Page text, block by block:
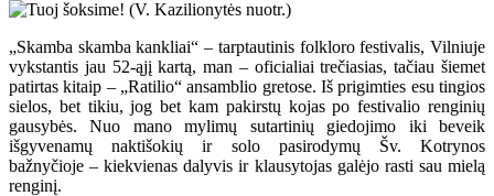
„Skamba skamba kankliai“ – tarptautinis folkloro festivalis, Vilniuje
vykstantis jau 52-ąjį kartą, man – oficialiai trečiasias, tačiau šiemet
patirtas kitaip – „Ratilio“ ansamblio gretose. Iš prigimties esu tingios
sielos, bet tikiu, jog bet kam pakirstų kojas po festivalio renginių
gausybės. Nuo mano mylimų sutartinių giedojimo iki beveik
išgyvenamų naktišokių ir solo pasirodymų Šv. Kotrynos
bažnyčioje – kiekvienas dalyvis ir klausytojas galėjo rasti sau mielą
renginį.